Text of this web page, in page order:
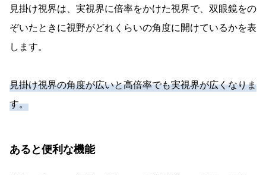
見掛け視界は、実視界に倍率をかけた視界で、双眼鏡をの
ぞいたときに視野がどれくらいの角度に開けているかを表
します。
見掛け視界の角度が広いと高倍率でも実視界が広くなりま
す。
あると便利な機能